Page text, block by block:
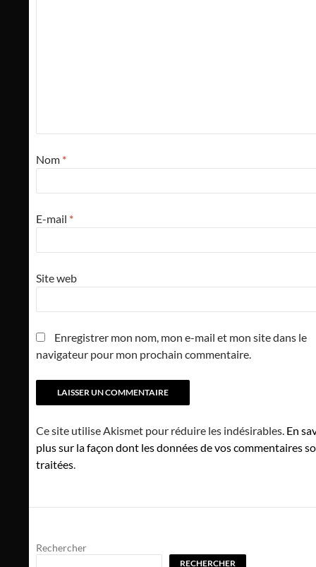
Nom *
E-mail *
Site web
Enregistrer mon nom, mon e-mail et mon site dans le
navigateur pour mon prochain commentaire.
Ce site utilise Akismet pour réduire les indésirables. En
plus sur la façon dont les données de vos commentaires
traitées
Rechercher
RECHERCHER